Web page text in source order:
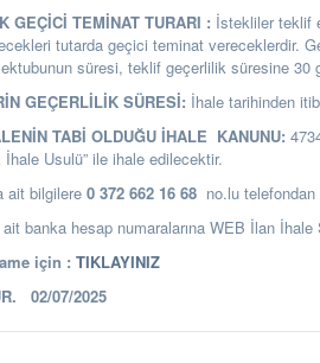
GEÇİCİ TEMİNAT TURARI : İstekliler teklif
tutarda geçici teminat vereceklerdir.
süresi, teklif geçerlilik süresine 30
GEÇERLİLİK SÜRESİ: İhale tarihinden
TABİ OLDUĞU İHALE KANUNU:
İhale Usulü” ile ihale edilecektir.
ait bilgilere 0 372 662 16 68no.lu telefondan
banka hesap numaralarına WEB İlan İhale
için : TIKLAYINIZ
02/07/2025